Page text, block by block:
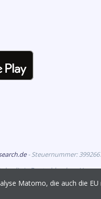
- Steuernummer:
die in Deutschland zur
Matomo, die auch die